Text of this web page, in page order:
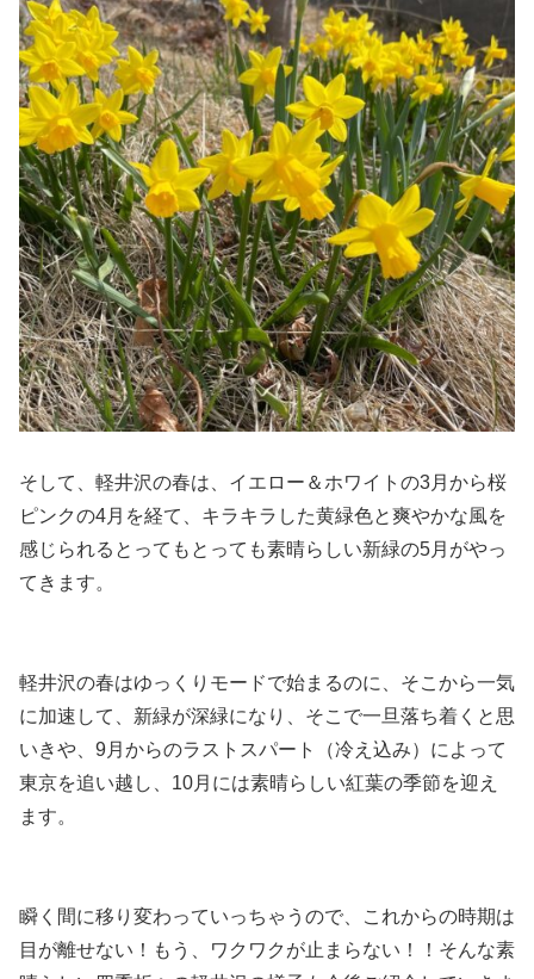
そして、軽井沢の春は、イエロー＆ホワイトの3月から桜
ピンクの4月を経て、キラキラした黄緑色と爽やかな風を
感じられるとってもとっても素晴らしい新緑の5月がやっ
てきます。
軽井沢の春はゆっくりモードで始まるのに、そこから一気
に加速して、新緑が深緑になり、そこで一旦落ち着くと思
いきや、9月からのラストスパート（冷え込み）によって
東京を追い越し、10月には素晴らしい紅葉の季節を迎え
ます。
瞬く間に移り変わっていっちゃうので、これからの時期は
目が離せない！もう、ワクワクが止まらない！！そんな素